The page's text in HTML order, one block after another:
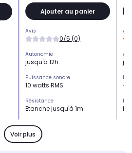
Ajouter au panier
Avis
0/5 (0)
Autonomie
jusqu'à 12h
Puissance sonore
10 watts RMS
Résistance
Etanche jusqu'à 1m
Multiroom
Oui
-
Voir plus